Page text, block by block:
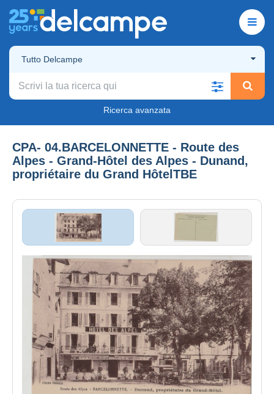
Tutto Delcampe
Ricerca avanzata
CPA- 04.BARCELONNETTE - Route des
Alpes - Grand-Hôtel des Alpes - Dunand,
propriétaire du Grand HôtelTBE